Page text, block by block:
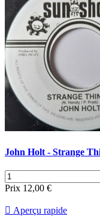
John Holt - Strange
Prix 12,00 €
 Aperçu rapide